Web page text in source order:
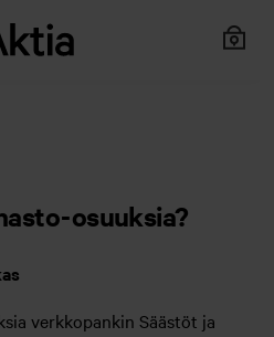
osuuksia?
verkkopankin Säästöt ja